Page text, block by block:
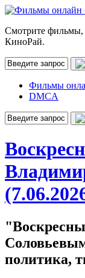
Смотрите фильмы,
КиноРай.
Фильмы
DMCA
политика,